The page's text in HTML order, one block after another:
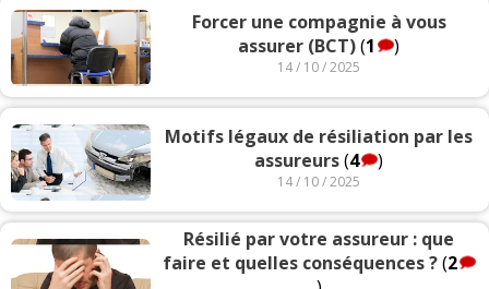
Forcer une compagnie à vous
assurer (BCT)(1 )
14 / 10 / 2025
Motifs légaux de résiliation par les
assureurs(4 )
14 / 10 / 2025
Résilié par votre assureur : que
faire et quelles conséquences ?(2